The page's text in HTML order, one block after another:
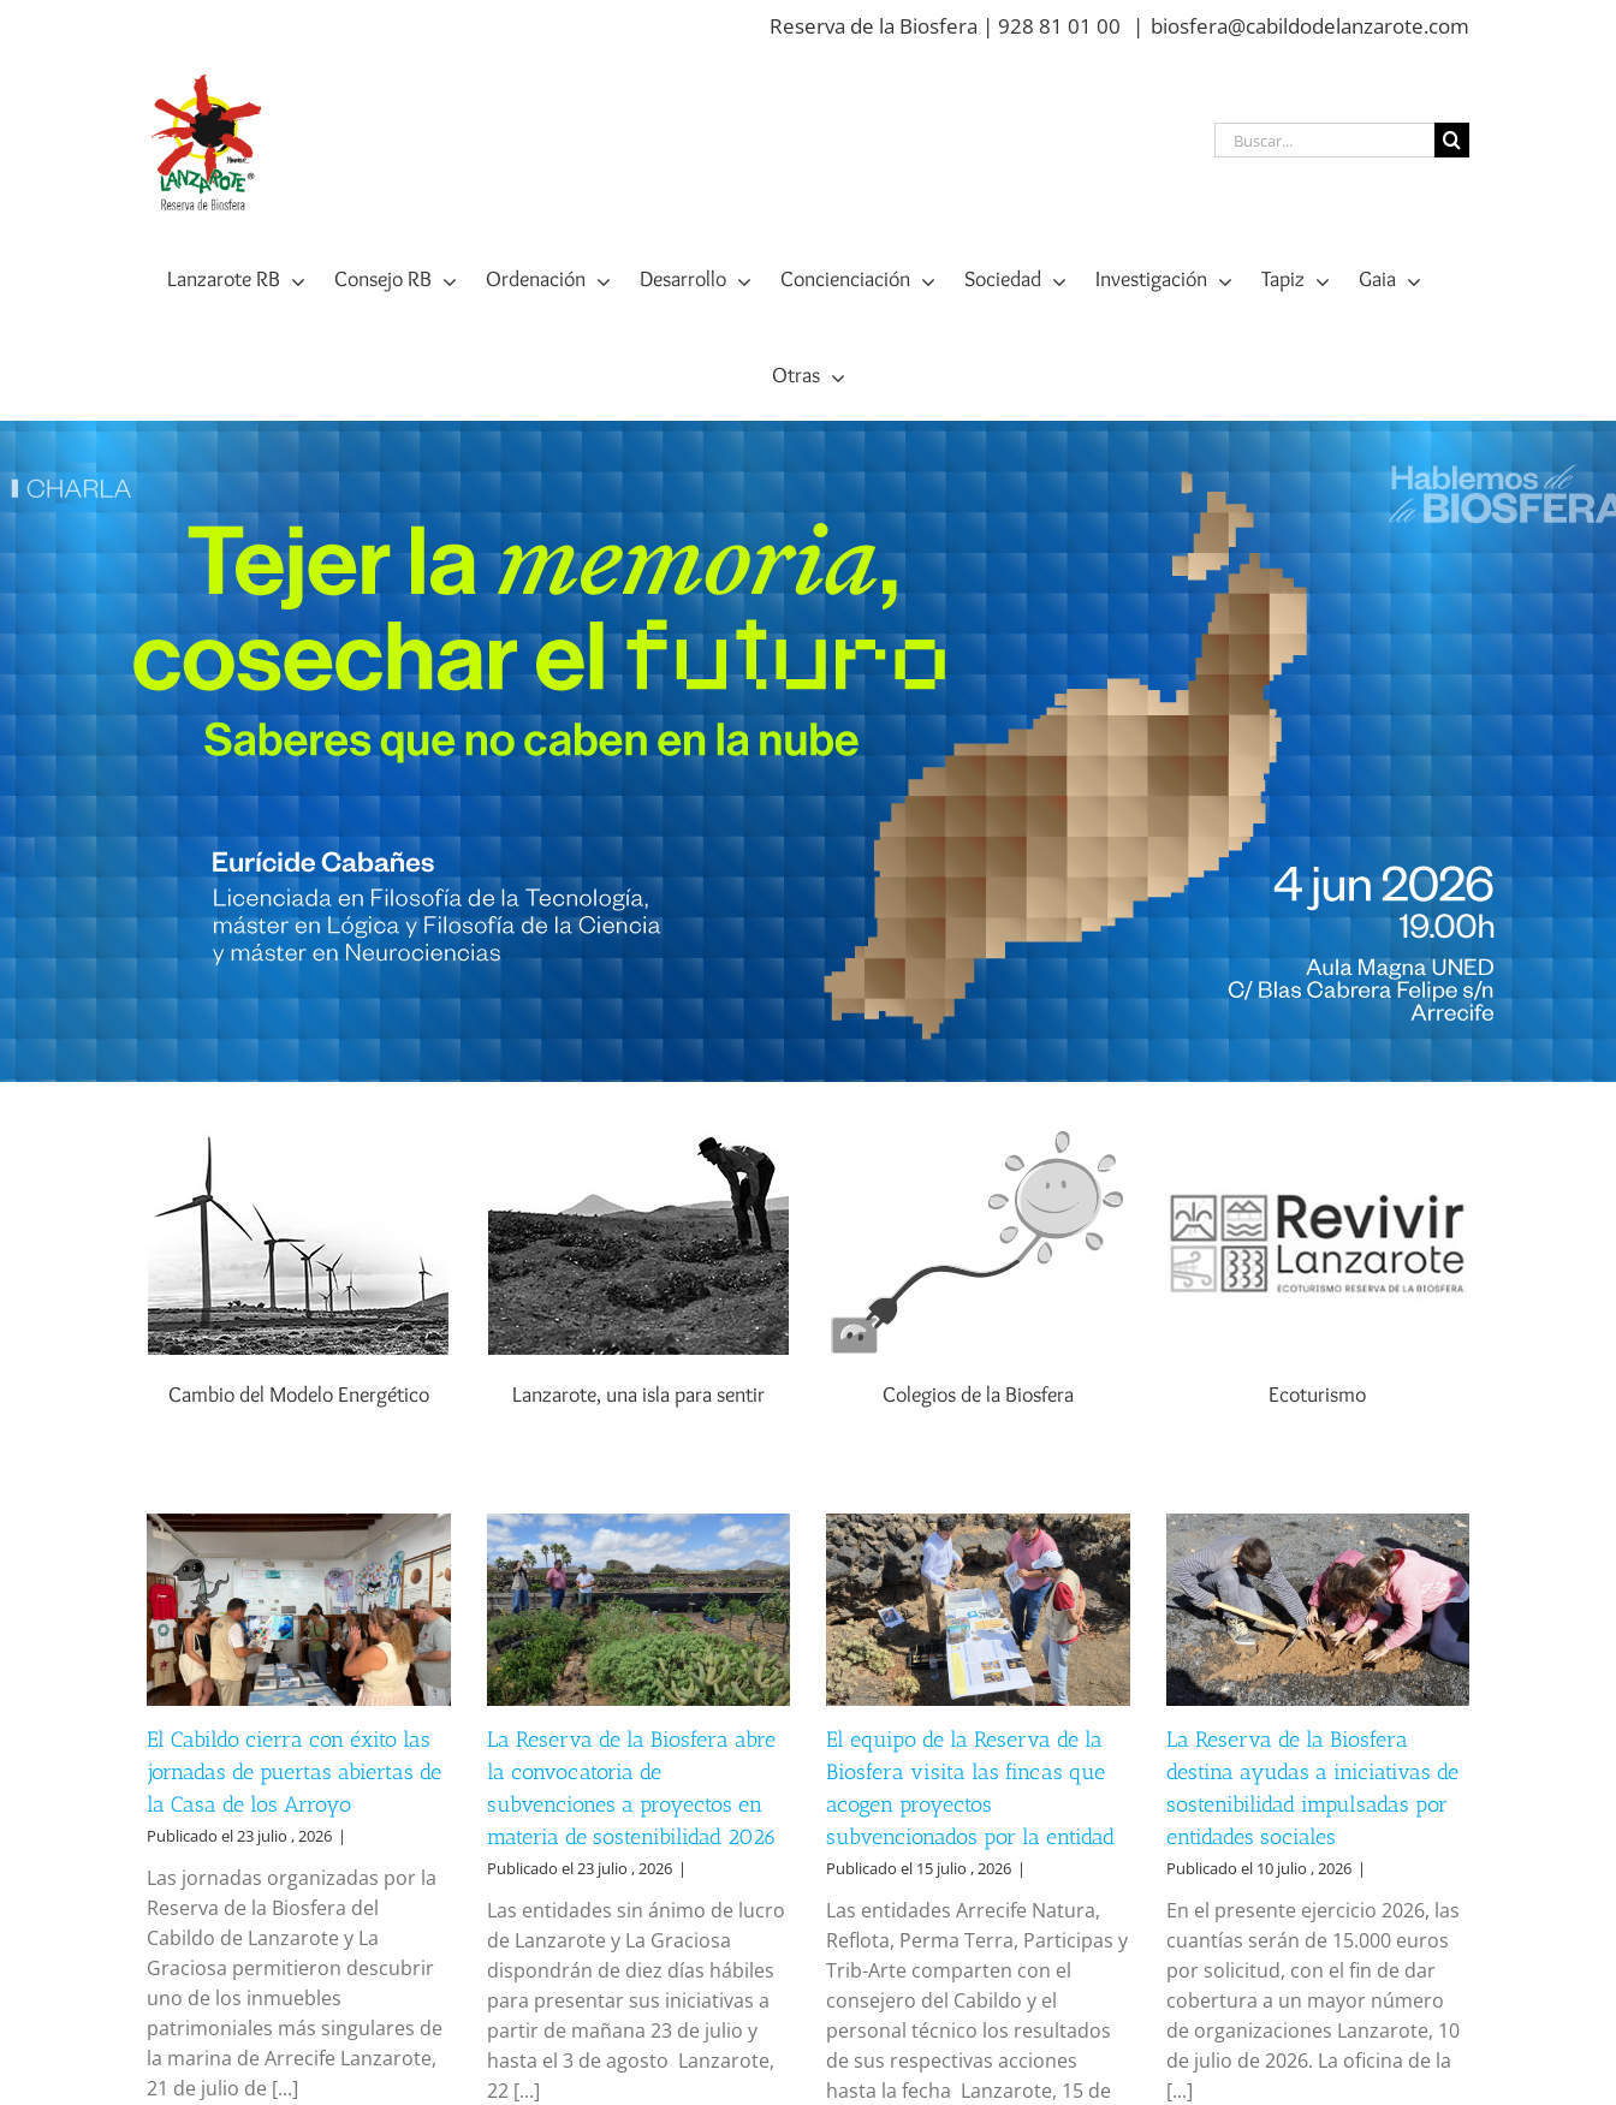
Reserva de la Biosfera | 928 81 01 00 | biosfera@cabildodelanzarote.com
Buscar:
Lanzarote RB Consejo RB Ordenación Desarrollo Concienciación Sociedad Investigación Tapiz Gaia
Otras
Cambio del Modelo Energético Lanzarote, una isla para sentir Colegios de la Biosfera Ecoturismo
El Cabildo cierra con éxito las
jornadas de puertas abiertas de
la Casa de los Arroyo
Publicado el 23 julio , 2026 |
Las jornadas organizadas por la
Reserva de la Biosfera del
Cabildo de Lanzarote y La
Graciosa permitieron descubrir
uno de los inmuebles
patrimoniales más singulares de
la marina de Arrecife Lanzarote,
21 de julio de [...]
La Reserva de la Biosfera abre
la convocatoria de
subvenciones a proyectos en
materia de sostenibilidad 2026
Publicado el 23 julio , 2026 |
Las entidades sin ánimo de lucro
de Lanzarote y La Graciosa
dispondrán de diez días hábiles
para presentar sus iniciativas a
partir de mañana 23 de julio y
hasta el 3 de agosto Lanzarote,
22 [...]
El equipo de la Reserva de la
Biosfera visita las fincas que
acogen proyectos
subvencionados por la entidad
Publicado el 15 julio , 2026 |
Las entidades Arrecife Natura,
Reflota, Perma Terra, Participas y
Trib-Arte comparten con el
consejero del Cabildo y el
personal técnico los resultados
de sus respectivas acciones
hasta la fecha Lanzarote, 15 de
La Reserva de la Biosfera
destina ayudas a iniciativas de
sostenibilidad impulsadas por
entidades sociales
Publicado el 10 julio , 2026 |
En el presente ejercicio 2026, las
cuantías serán de 15.000 euros
por solicitud, con el fin de dar
cobertura a un mayor número
de organizaciones Lanzarote, 10
de julio de 2026. La oficina de la
[...]